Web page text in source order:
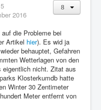
2016
die Probleme bei
Artikel hier). Es wid ja
behauptet, Gefahren
Wetterlagen von den
eigentlich nicht. Zitat aus
Klosterkumdb hatte
Winter 30 Zentimeter
Meter entfernt von